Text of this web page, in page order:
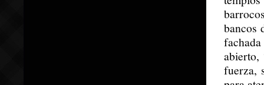
bancos
abierto,
fuerza,